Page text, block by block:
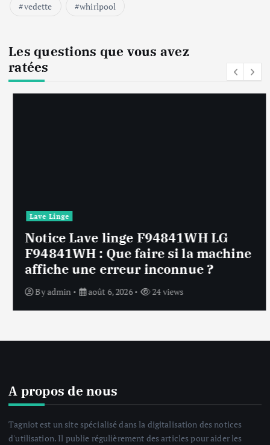
vedette
whirlpool
Les questions que vous avez
ratées
Lave Linge
Notice Lave linge F94841WH LG
F94841WH : Que faire si la machine
affiche une erreur inconnue ?
Byadmin août 6, 2026 24 views
A propos de nous
Tagniot est un site spécialisé dans la digitalisation des notices
d'utilisation. Il publie régulièrement des articles pour aider les